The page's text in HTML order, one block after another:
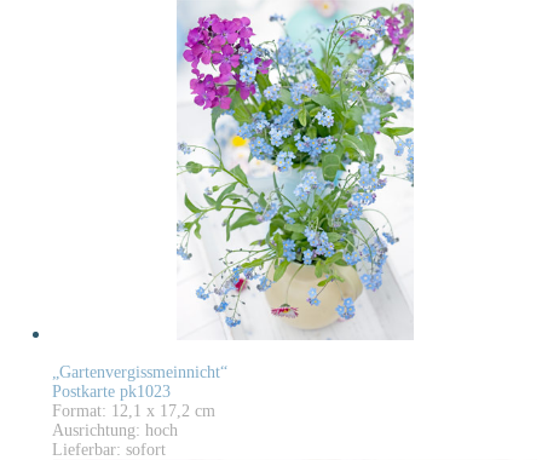
„Gartenvergissmeinnicht“
Postkarte pk1023
Format: 12,1 x 17,2 cm
Ausrichtung: hoch
Lieferbar: sofort